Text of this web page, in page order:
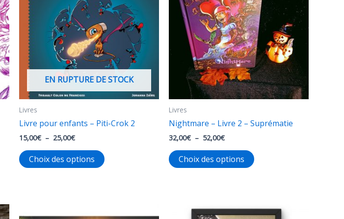
EN RUPTURE DE STOCK
Livres
Livre pour enfants – Piti-Crok 2
15,00€ – 25,00€Plage
prix :
15,00€
Choix des options
produit
Les
Livres
Nightmare – Livre 2 – Suprématie
32,00€ – 52,00€Plage
prix :
32,00€
Choix des options
produit
Les